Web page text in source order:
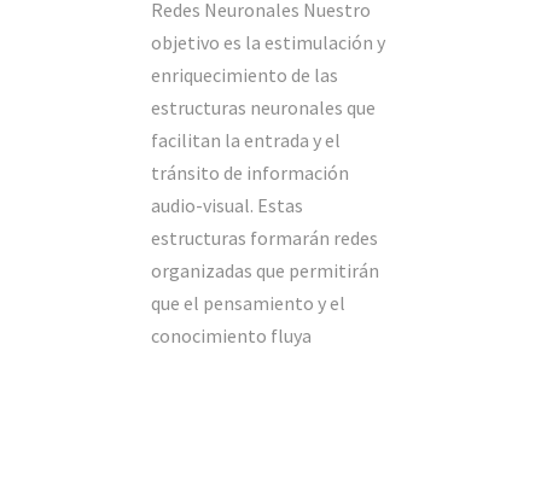
Redes Neuronales Nuestro
objetivo es la estimulación y
enriquecimiento de las
estructuras neuronales que
facilitan la entrada y el
tránsito de información
audio-visual. Estas
estructuras formarán redes
organizadas que permitirán
que el pensamiento y el
conocimiento fluya